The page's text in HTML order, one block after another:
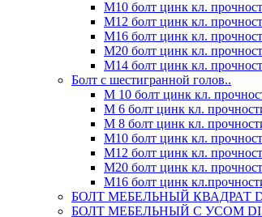
М10 болт цинк кл.
М12 болт цинк кл.
М16 болт цинк кл.
М20 болт цинк кл.
М14 болт цинк кл.
Болт с шестигранной голов..
М 10 болт цинк кл.
М 6 болт цинк кл.
М 8 болт цинк кл.
М10 болт цинк кл.
М12 болт цинк кл.
М20 болт цинк кл.
М16 болт цинк
БОЛТ МЕБЕЛЬНЫЙ КВАДРАТ
БОЛТ МЕБЕЛЬНЫЙ С УСОМ